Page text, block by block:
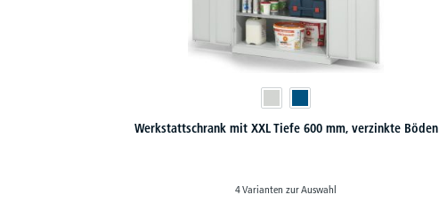
Werkstattschrank mit XXL Tiefe 600 mm, verzinkte Böden
4 Varianten zur Auswahl